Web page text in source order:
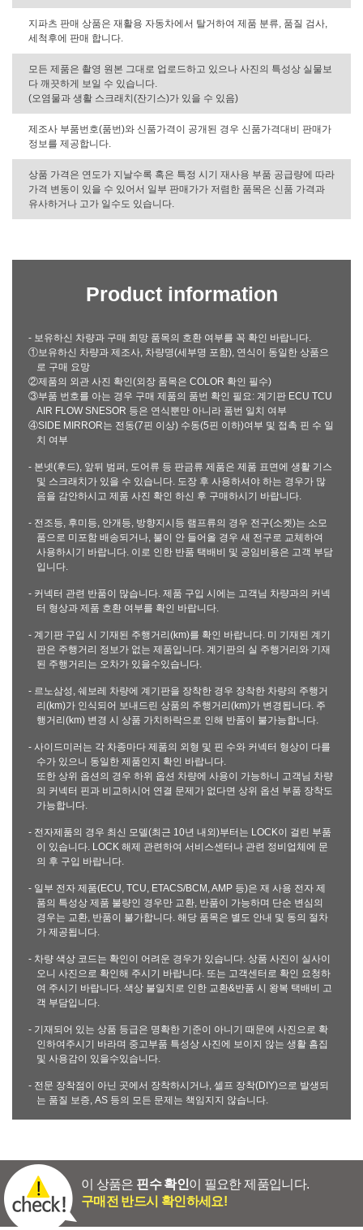
지파츠 판매 상품은 재활용 자동차에서 탈거하여 제품 분류, 품질 검사,
세척후에 판매 합니다.
모든 제품은 촬영 원본 그대로 업로드하고 있으나 사진의 특성상 실물보
다 깨끗하게 보일 수 있습니다.
(오염물과 생활 스크래치(잔기스)가 있을 수 있음)
제조사 부품번호(품번)와 신품가격이 공개된 경우 신품가격대비 판매가
정보를 제공합니다.
상품 가격은 연도가 지날수록 혹은 특정 시기 재사용 부품 공급량에 따라
가격 변동이 있을 수 있어서 일부 판매가가 저렴한 품목은 신품 가격과
유사하거나 고가 일수도 있습니다.
Product information
- 보유하신 차량과 구매 희망 품목의 호환 여부를 꼭 확인 바랍니다.
①보유하신 차량과 제조사, 차량명(세부명 포함), 연식이 동일한 상품으
로 구매 요망
②제품의 외관 사진 확인(외장 품목은 COLOR 확인 필수)
③부품 번호를 아는 경우 구매 제품의 품번 확인 필요: 계기판 ECU TCU
AIR FLOW SNESOR 등은 연식뿐만 아니라 품번 일치 여부
④SIDE MIRROR는 전동(7핀 이상) 수동(5핀 이하)여부 및 접촉 핀 수 일
치 여부
- 본넷(후드), 앞뒤 범퍼, 도어류 등 판금류 제품은 제품 표면에 생활 기스
및 스크래치가 있을 수 있습니다. 도장 후 사용하셔야 하는 경우가 많
음을 감안하시고 제품 사진 확인 하신 후 구매하시기 바랍니다.
- 전조등, 후미등, 안개등, 방향지시등 램프류의 경우 전구(소켓)는 소모
품으로 미포함 배송되거나, 불이 안 들어올 경우 새 전구로 교체하여
사용하시기 바랍니다. 이로 인한 반품 택배비 및 공임비용은 고객 부담
입니다.
- 커넥터 관련 반품이 많습니다. 제품 구입 시에는 고객님 차량과의 커넥
터 형상과 제품 호환 여부를 확인 바랍니다.
- 계기판 구입 시 기재된 주행거리(km)를 확인 바랍니다. 미 기재된 계기
판은 주행거리 정보가 없는 제품입니다. 계기판의 실 주행거리와 기재
된 주행거리는 오차가 있을수있습니다.
- 르노삼성, 쉐보레 차량에 계기판을 장착한 경우 장착한 차량의 주행거
리(km)가 인식되어 보내드린 상품의 주행거리(km)가 변경됩니다. 주
행거리(km) 변경 시 상품 가치하락으로 인해 반품이 불가능합니다.
- 사이드미러는 각 차종마다 제품의 외형 및 핀 수와 커넥터 형상이 다를
수가 있으니 동일한 제품인지 확인 바랍니다.
또한 상위 옵션의 경우 하위 옵션 차량에 사용이 가능하니 고객님 차량
의 커넥터 핀과 비교하시어 연결 문제가 없다면 상위 옵션 부품 장착도
가능합니다.
- 전자제품의 경우 최신 모델(최근 10년 내외)부터는 LOCK이 걸린 부품
이 있습니다. LOCK 해제 관련하여 서비스센터나 관련 정비업체에 문
의 후 구입 바랍니다.
- 일부 전자 제품(ECU, TCU, ETACS/BCM, AMP 등)은 재 사용 전자 제
품의 특성상 제품 불량인 경우만 교환, 반품이 가능하며 단순 변심의
경우는 교환, 반품이 불가합니다. 해당 품목은 별도 안내 및 동의 절차
가 제공됩니다.
- 차량 색상 코드는 확인이 어려운 경우가 있습니다. 상품 사진이 실사이
오니 사진으로 확인해 주시기 바랍니다. 또는 고객센터로 확인 요청하
여 주시기 바랍니다. 색상 불일치로 인한 교환&반품 시 왕복 택배비 고
객 부담입니다.
- 기재되어 있는 상품 등급은 명확한 기준이 아니기 때문에 사진으로 확
인하여주시기 바라며 중고부품 특성상 사진에 보이지 않는 생활 흠집
및 사용감이 있을수있습니다.
- 전문 장착점이 아닌 곳에서 장착하시거나, 셀프 장착(DIY)으로 발생되
는 품질 보증, AS 등의 모든 문제는 책임지지 않습니다.
이 상품은 핀수 확인이 필요한 제품입니다.
구매전 반드시 확인하세요!